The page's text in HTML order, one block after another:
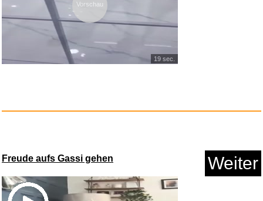
A Dictionary of Color Combinat...
Vorschau
19 sec.
Freude aufs Gassi gehen Weiter